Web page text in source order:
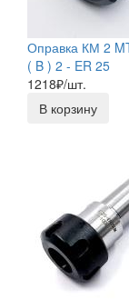
Оправка КМ 2
( B ) 2 - ER 25
1218₽/шт.
В корзину